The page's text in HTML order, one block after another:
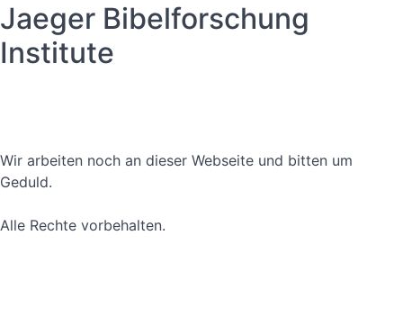
Jaeger Bibelforschung
Institute
Wir arbeiten noch an dieser Webseite und bitten um
Geduld.
Alle Rechte vorbehalten.